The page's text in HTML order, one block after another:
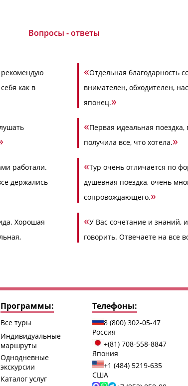
Вопросы - ответы
как в
«Отдельная благодарность
внимателен, обходителен,
японец.»
«Первая идеальная поездка,
получила все, что хотела.»
работали.
держались
«Тур очень отличается по
душевная поездка, очень
сопровождающего.»
Хорошая
«У Вас сочетание и знаний,
говорить. Отвечаете на все
Программы:
Все туры
Индивидуальные
маршруты
Однодневные
экскурсии
Каталог услуг
Телефоны:
8 (800) 302-05-47
Россия
+(81) 708-558-8847
Япония
+1 (484) 5219-635
США